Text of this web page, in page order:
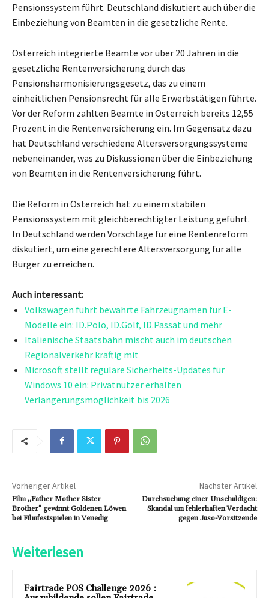
Pensionssystem führt. Deutschland diskutiert auch über die
Einbeziehung von Beamten in die gesetzliche Rente.
Österreich integrierte Beamte vor über 20 Jahren in die
gesetzliche Rentenversicherung durch das
Pensionsharmonisierungsgesetz, das zu einem
einheitlichen Pensionsrecht für alle Erwerbstätigen führte.
Vor der Reform zahlten Beamte in Österreich bereits 12,55
Prozent in die Rentenversicherung ein. Im Gegensatz dazu
hat Deutschland verschiedene Altersversorgungssysteme
nebeneinander, was zu Diskussionen über die Einbeziehung
von Beamten in die Rentenversicherung führt.
Die Reform in Österreich hat zu einem stabilen
Pensionssystem mit gleichberechtigter Leistung geführt.
In Deutschland werden Vorschläge für eine Rentenreform
diskutiert, um eine gerechtere Altersversorgung für alle
Bürger zu erreichen.
Auch interessant:
Volkswagen führt bewährte Fahrzeugnamen für E-
Modelle ein: ID.Polo, ID.Golf, ID.Passat und mehr
Italienische Staatsbahn mischt auch im deutschen
Regionalverkehr kräftig mit
Microsoft stellt reguläre Sicherheits-Updates für
Windows 10 ein: Privatnutzer erhalten
Verlängerungsmöglichkeit bis 2026
Vorheriger Artikel
Film „Father Mother Sister
Brother“ gewinnt Goldenen Löwen
bei Filmfestspielen in Venedig
Nächster Artikel
Durchsuchung einer Unschuldigen:
Skandal um fehlerhaften Verdacht
gegen Juso-Vorsitzende
Weiterlesen
Fairtrade POS Challenge 2026 :